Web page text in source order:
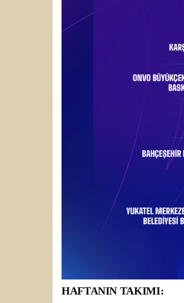
HAFTANIN TAKIMI: